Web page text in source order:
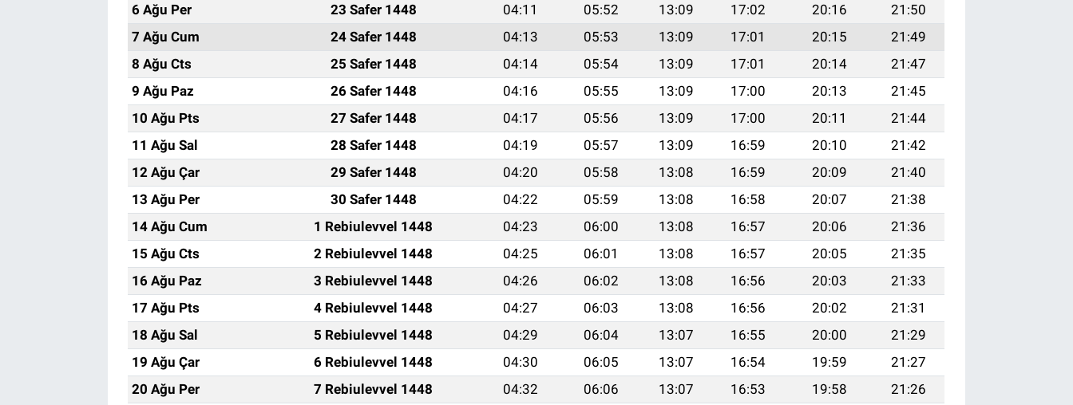
6 Ağu Per
23 Safer 1448 04:11 05:52 13:09 17:02 20:16
21:50
7 Ağu Cum
24 Safer 1448 04:13 05:53 13:09 17:01 20:15
21:49
8 Ağu Cts
25 Safer 1448 04:14 05:54 13:09 17:01 20:14
21:47
9 Ağu Paz
26 Safer 1448 04:16 05:55 13:09 17:00 20:13
21:45
10 Ağu Pts
27 Safer 1448 04:17 05:56 13:09 17:00 20:11
21:44
11 Ağu Sal
28 Safer 1448 04:19 05:57 13:09 16:59 20:10
21:42
12 Ağu Çar
29 Safer 1448 04:20 05:58 13:08 16:59 20:09
21:40
13 Ağu Per
30 Safer 1448 04:22 05:59 13:08 16:58 20:07
21:38
14 Ağu Cum
1 Rebiulevvel 1448 04:23 06:00 13:08 16:57 20:06
21:36
15 Ağu Cts
2 Rebiulevvel 1448 04:25 06:01 13:08 16:57 20:05
21:35
16 Ağu Paz
3 Rebiulevvel 1448 04:26 06:02 13:08 16:56 20:03
21:33
17 Ağu Pts
4 Rebiulevvel 1448 04:27 06:03 13:08 16:56 20:02
21:31
18 Ağu Sal
5 Rebiulevvel 1448 04:29 06:04 13:07 16:55 20:00
21:29
19 Ağu Çar
6 Rebiulevvel 1448 04:30 06:05 13:07 16:54 19:59
21:27
20 Ağu Per
7 Rebiulevvel 1448 04:32 06:06 13:07 16:53 19:58
21:26